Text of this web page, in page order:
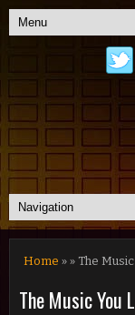
Home » » The
The Music You